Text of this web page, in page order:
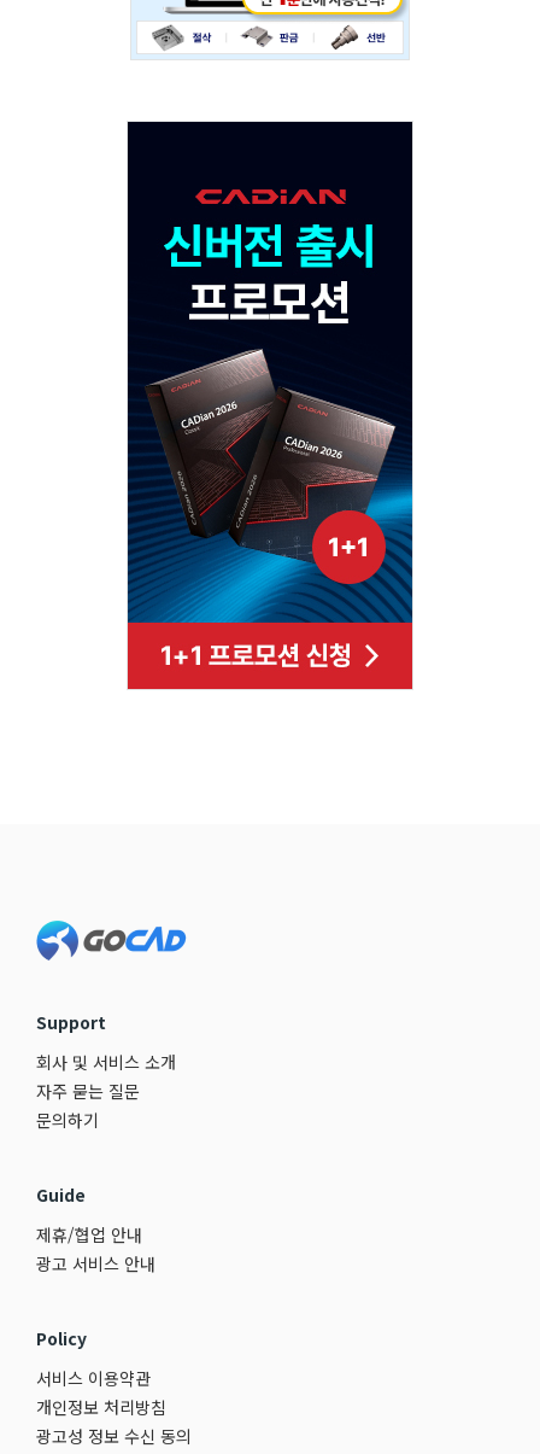
Support
회사 및 서비스 소개
자주 묻는 질문
문의하기
Guide
제휴/협업 안내
광고 서비스 안내
Policy
서비스 이용약관
개인정보 처리방침
광고성 정보 수신 동의